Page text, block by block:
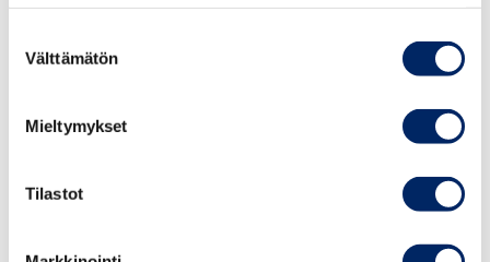
valinta
Välttämätön
Mieltymykset
Tilastot
Keskiviikko 28.8.2024 klo 12.00–16.30
Helsinki